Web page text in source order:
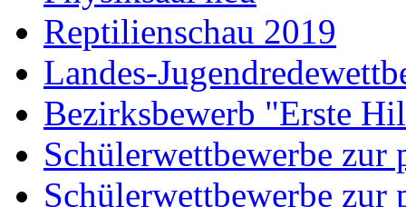
Reptilienschau 2019
Landes-
Bezirksbewerb "Erste
Schülerwettbewerbe
Schülerwettbewerbe